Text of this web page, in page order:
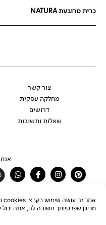
כרית מרובעת NATURA
צור קשר
מחלקה עסקית
דרושים
שאלות ותשובות
Pinterest
Instagram
Facebook-
f
רוצים